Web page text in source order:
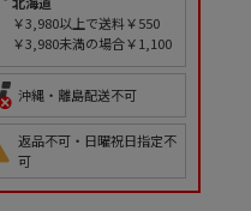
￥3,980以上で送料￥550
￥3,980未満の場合￥1,100
沖縄・離島配送不可
返品不可・日曜祝日指定不
可